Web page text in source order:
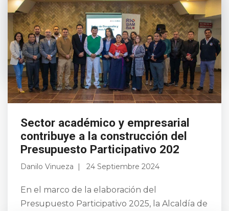
el Palacio de Cristal, tuvo lugar el I Congreso
Zonas Francas y Polos de Desarrollo. Esta
iniciativa está enfoca...
Leer más
Sector académico y empresarial
contribuye a la construcción del
Presupuesto Participativo 202
Danilo Vinueza 24 Septiembre 2024
En el marco de la elaboración del
Presupuesto Participativo 2025, la Alcaldía de